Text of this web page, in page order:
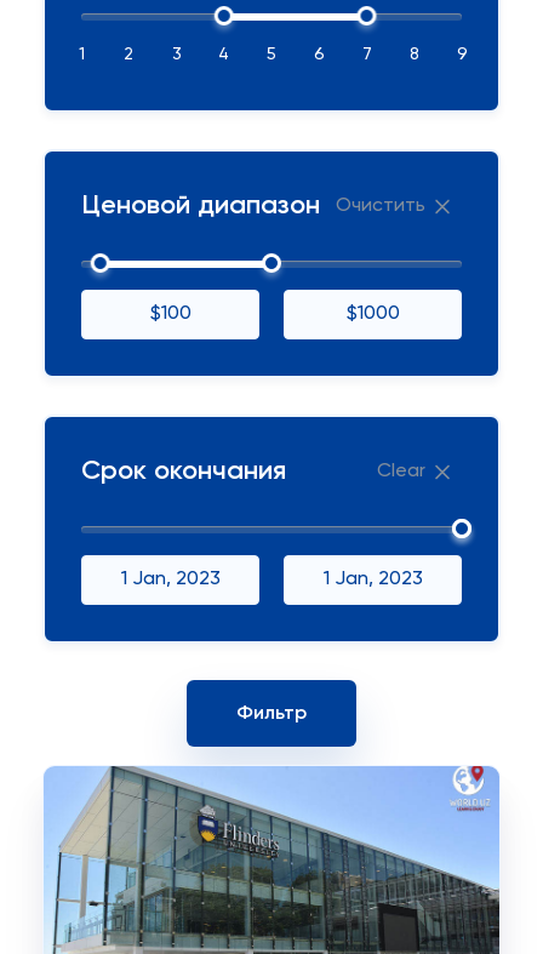
1 2 3 4 5 6 7 8 9
Ценовой диапазон Очистить
$100 $1000
Срок окончания Clear
1 Jan, 2023 1 Jan, 2023